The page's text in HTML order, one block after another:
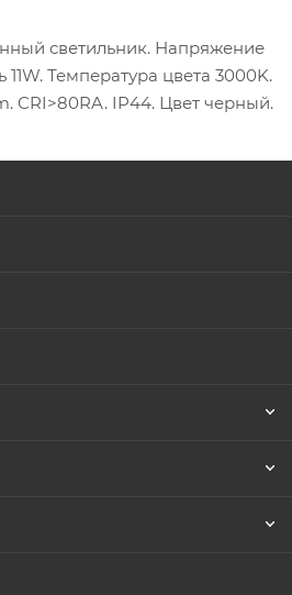
светильник. Напряжение
Температура цвета 3000K.
CRI>80RA. IP44. Цвет черный.